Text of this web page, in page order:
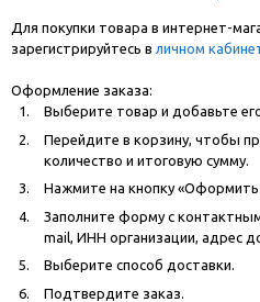
Для покупки товара в интернет-
зарегистрируйтесь в личном
Оформление заказа:
Выберите товар и добавьте
Перейдите в корзину, чтобы
количество и итоговую сумму.
Нажмите на кнопку «Оформить
Заполните форму с
mail, ИНН организации, адрес
Выберите способ доставки.
Подтвердите заказ.